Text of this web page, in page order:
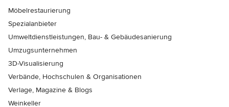
Möbelrestaurierung
Spezialanbieter
Umweltdienstleistungen, Bau- & Gebäudesanierung
Umzugsunternehmen
3D-Visualisierung
Verbände, Hochschulen & Organisationen
Verlage, Magazine & Blogs
Weinkeller